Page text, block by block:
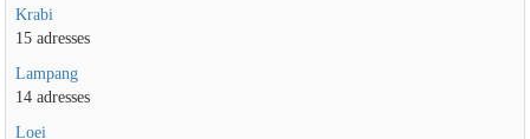
Krabi
15 adresses
Lampang
14 adresses
Loei